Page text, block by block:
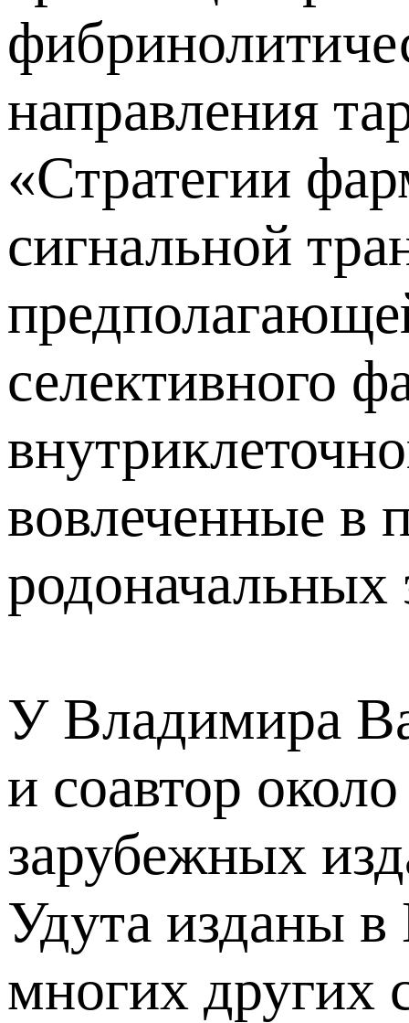
направления
«Стратегии
сигнальной
селективного
вовлеченные в
родоначальных
У Владимира
и соавтор
зарубежных
Удута изданы
многих других